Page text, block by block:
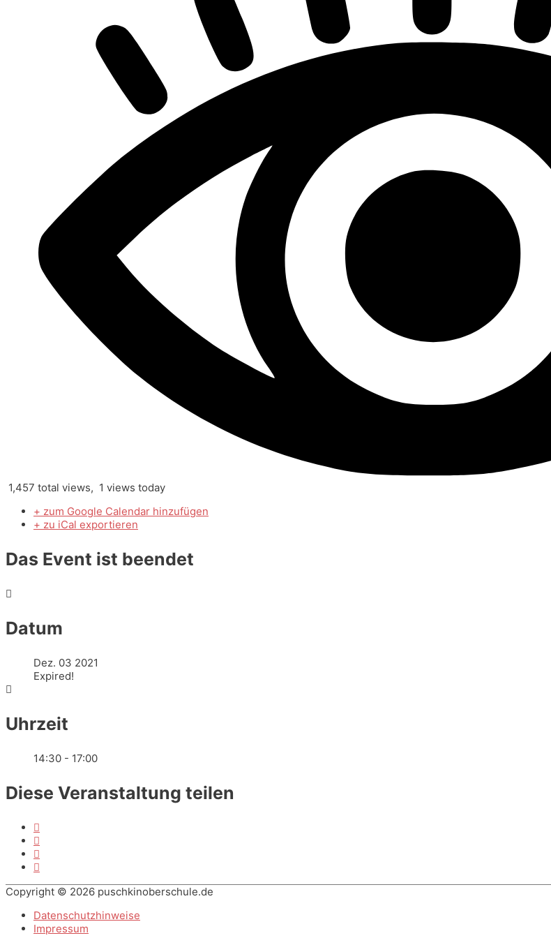
1,457 total views, 1 views today
+ zum Google Calendar hinzufügen
+ zu iCal exportieren
Das Event ist beendet
Datum
Dez. 03 2021
Expired!
Uhrzeit
14:30 - 17:00
Diese Veranstaltung teilen
Copyright © 2026 puschkinoberschule.de
Datenschutzhinweise
Impressum